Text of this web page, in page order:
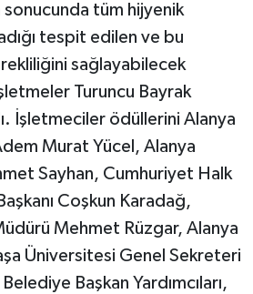
sonucunda tüm hijyenik
tespit edilen ve bu
sağlayabilecek
Turuncu Bayrak
İşletmeciler ödüllerini Alanya
Murat Yücel, Alanya
Sayhan, Cumhuriyet Halk
Coşkun Karadağ,
Mehmet Rüzgar, Alanya
Üniversitesi Genel Sekreteri
Başkan Yardımcıları,